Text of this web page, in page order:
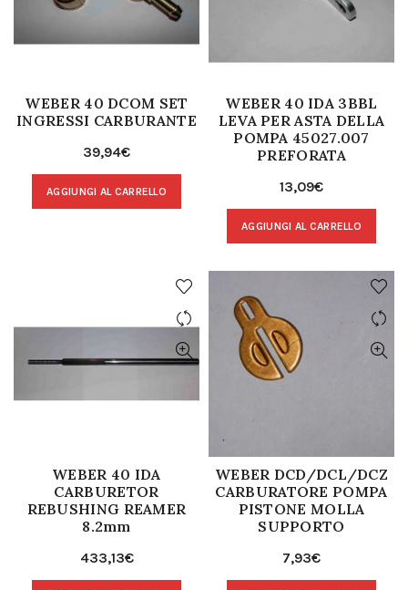
WEBER 40 DCOM SET
INGRESSI CARBURANTE
39,94€
AGGIUNGI AL CARRELLO
WEBER 40 IDA 3BBL
LEVA PER ASTA DELLA
POMPA 45027.007
PREFORATA
13,09€
AGGIUNGI AL CARRELLO
WEBER 40 IDA
CARBURETOR
REBUSHING REAMER
8.2mm
433,13€
WEBER DCD/DCL/DCZ
CARBURATORE POMPA
PISTONE MOLLA
SUPPORTO
7,93€